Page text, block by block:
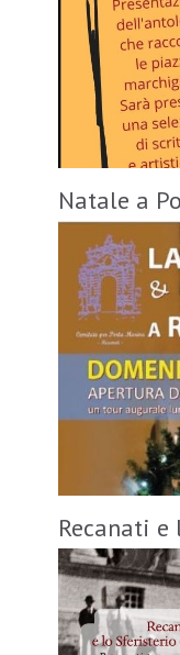
Natale a
Recanati